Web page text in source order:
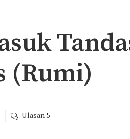
(Rumi)
Ulasan 5